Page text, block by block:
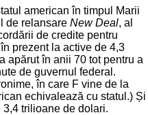
american în timpul Marii
de relansare New Deal, al
de credite pentru
prezent la active de 4,3
a apărut în anii 70 tot pentru a
de guvernul federal.
în care F vine de la
echivalează cu statul.) Și
trilioane de dolari.